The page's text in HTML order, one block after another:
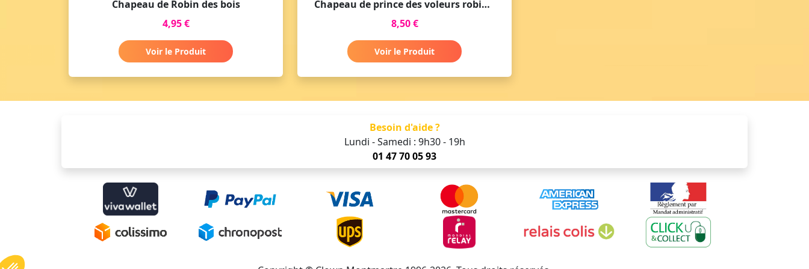
Chapeau de Robin des bois
4,95 €
Voir le Produit
Chapeau de prince des voleurs robin des bois avec plume
8,50 €
Voir le Produit
Besoin d'aide ?
Lundi - Samedi : 9h30 - 19h
01 47 70 05 93